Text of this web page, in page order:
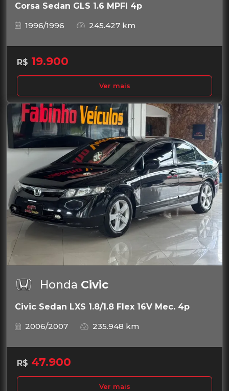
Corsa Sedan GLS 1.6 MPFI 4p
1996/1996
245.427 km
R$ 19.900
Ver mais
Honda Civic
Civic Sedan LXS 1.8/1.8 Flex 16V Mec. 4p
2006/2007
235.948 km
R$ 47.900
Ver mais